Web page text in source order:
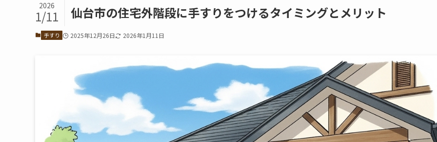
仙台市の住宅外階段に手すりをつけるタイミングとメリット
2026
1/11
手すり 2025年12月26日 2026年1月11日